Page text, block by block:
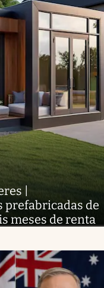
|
prefabricadas de
meses de renta